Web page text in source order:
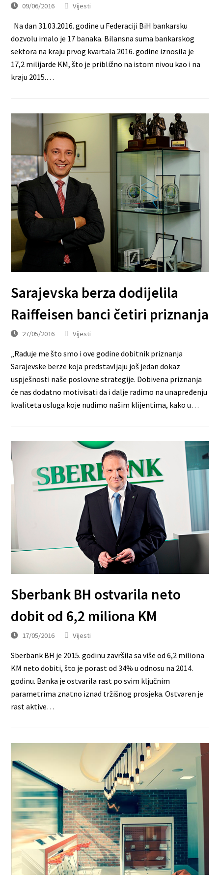
09/06/2016 Vijesti
Na dan 31.03.2016. godine u Federaciji BiH bankarsku
dozvolu imalo je 17 banaka. Bilansna suma bankarskog
sektora na kraju prvog kvartala 2016. godine iznosila je
17,2 milijarde KM, što je približno na istom nivou kao i na
kraju 2015.…
Sarajevska berza dodijelila
Raiffeisen banci četiri priznanja
27/05/2016 Vijesti
„Raduje me što smo i ove godine dobitnik priznanja
Sarajevske berze koja predstavljaju još jedan dokaz
uspješnosti naše poslovne strategije. Dobivena priznanja
će nas dodatno motivisati da i dalje radimo na unapređenju
kvaliteta usluga koje nudimo našim klijentima, kako u…
Sberbank BH ostvarila neto
dobit od 6,2 miliona KM
17/05/2016 Vijesti
Sberbank BH je 2015. godinu završila sa više od 6,2 miliona
KM neto dobiti, što je porast od 34% u odnosu na 2014.
godinu. Banka je ostvarila rast po svim ključnim
parametrima znatno iznad tržišnog prosjeka. Ostvaren je
rast aktive…